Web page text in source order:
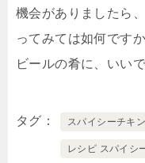
機会がありましたら
ってみては如何ですか
ビールの肴に、いい
タグ スパイシーチキン
レシピ スパイシ